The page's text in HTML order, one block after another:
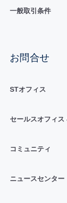
一般取引条件
お問合せ
STオフィス
セールスオフィ
コミュニティ
ニュースセンター